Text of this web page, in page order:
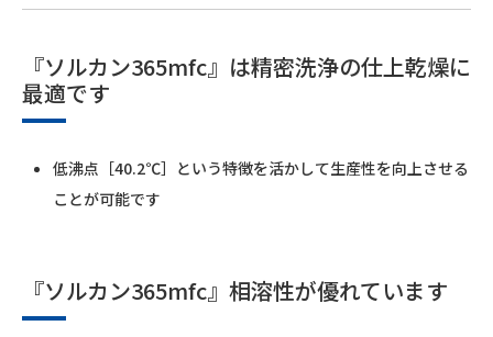
『ソルカン365mfc』は精密洗浄の仕上乾燥に
最適です
低沸点［40.2℃］という特徴を活かして生産性を向上させる
ことが可能です
『ソルカン365mfc』相溶性が優れています